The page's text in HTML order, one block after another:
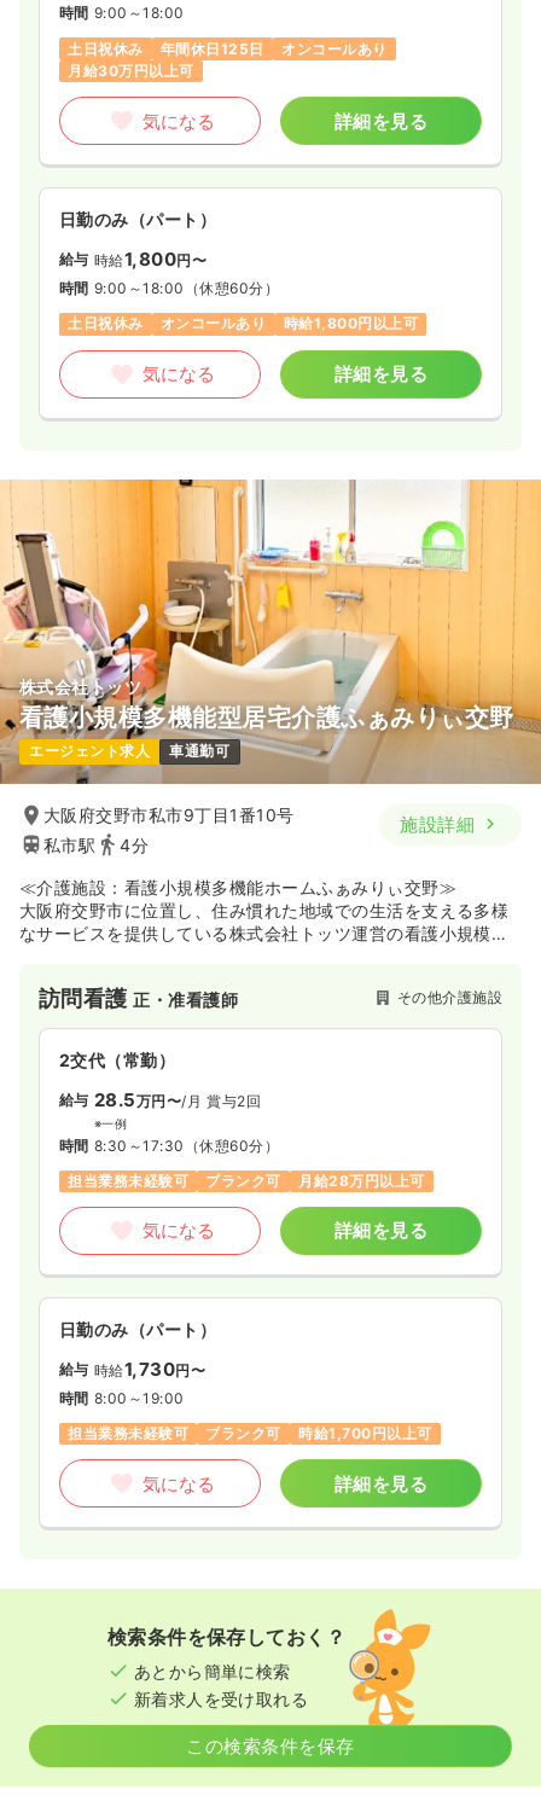
時間 9:00～18:00
土日祝休み
年間休日125日
オンコールあり
月給30万円以上可
気になる 詳細を見る
日勤のみ（パート）
給与 時給1,800円〜
時間 9:00～18:00 （休憩60分）
土日祝休み
オンコールあり 時給1,800円以上可
気になる 詳細を見る
株式会社トッツ
看護小規模多機能型居宅介護ふぁみりぃ交野
エージェント求人 車通勤可
大阪府交野市私市9丁目1番10号
私市駅
4分
施設詳細
≪介護施設：看護小規模多機能ホームふぁみりぃ交野≫
大阪府交野市に位置し、住み慣れた地域での生活を支える多様
なサービスを提供している株式会社トッツ運営の看護小規模多
体制を整えており、一人ひとりに寄り添う看護の本質を在宅で
発揮できる環境です。リハビリにも力を入れており、胃瘻や高
次脳機能障害、重度認知症といった医療依存度の高い様々なケ
ースに対応しながら、利用者様のできる所を伸ばし安心を提供
する支援を行っています。
訪問看護正・准看護師 その他介護施設
2交代（常勤）
給与 28.5万円〜/月 賞与2回
※一例
時間 8:30～17:30 （休憩60分）
担当業務未経験可
ブランク可 月給28万円以上可
気になる 詳細を見る
日勤のみ（パート）
給与 時給1,730円〜
時間 8:00～19:00
担当業務未経験可
ブランク可 時給1,700円以上可
気になる 詳細を見る
検索条件を保存しておく？
あとから簡単に検索
新着求人を受け取れる
この検索条件を保存